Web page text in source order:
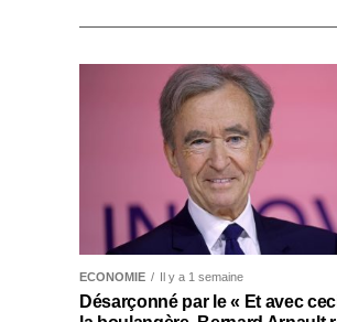
ECONOMIE Il y a 1 semaine
Désarçonné par le « Et avec